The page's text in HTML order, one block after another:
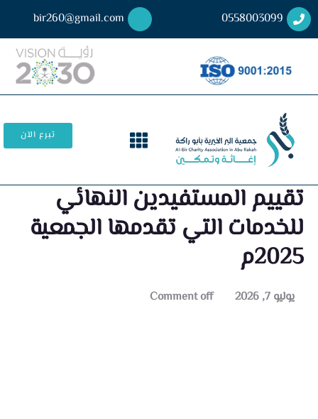
0558003099
bir260@gmail.com
تبرع الآن
تقييم المستفيدين النهائي
للخدمات التي تقدمها الجمعية
2025م
يوليو 7, 2026 Comment off